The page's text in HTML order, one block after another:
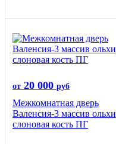
от 20 000 руб
Межкомнатная дверь
Валенсия-3 массив ольхи
слоновая кость ПГ